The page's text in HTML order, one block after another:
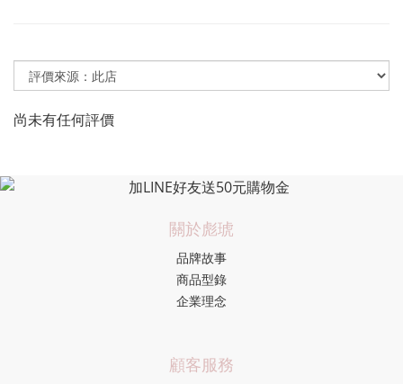
尚未有任何評價
關於彪琥
品牌故事
商品型錄
企業理念
顧客服務